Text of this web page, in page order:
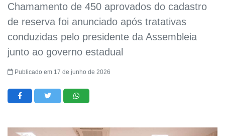
Chamamento de 450 aprovados do cadastro
de reserva foi anunciado após tratativas
conduzidas pelo presidente da Assembleia
junto ao governo estadual
Publicado em 17 de junho de 2026